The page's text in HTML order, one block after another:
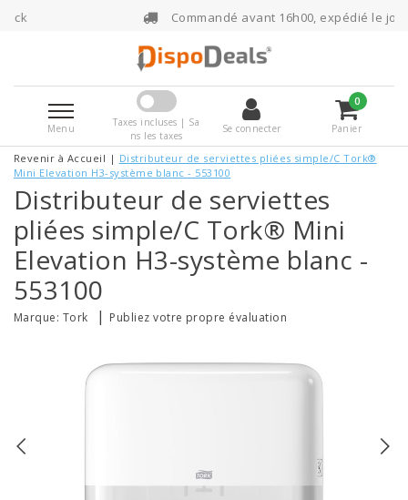
Commandé avant 16h00, expédié le jour même
Menu
Taxes incluses | Sa
ns les taxes
Se connecter
0
Panier
Revenir à Accueil | Distributeur de serviettes pliées simple/C Tork®
Mini Elevation H3-système blanc - 553100
Distributeur de serviettes
pliées simple/C Tork® Mini
Elevation H3-système blanc -
553100
Marque: Tork | Publiez votre propre évaluation